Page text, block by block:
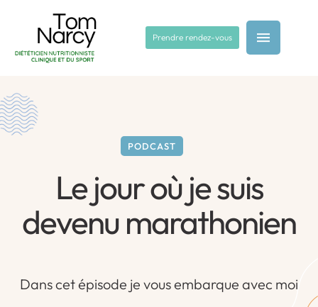
Prendre rendez-vous
PODCAST
Le jour où je suis
devenu marathonien
Dans cet épisode je vous embarque avec moi